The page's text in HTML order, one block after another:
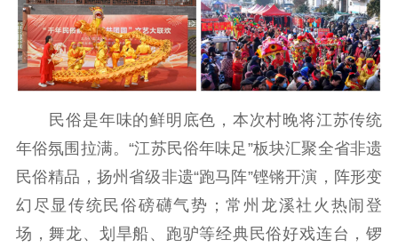
民俗是年味的鲜明底色，本次村晚将江苏传统
年俗氛围拉满。“江苏民俗年味足”板块汇聚全省非遗
民俗精品，扬州省级非遗“跑马阵”铿锵开演，阵形变
幻尽显传统民俗磅礴气势；常州龙溪社火热闹登
场，舞龙、划旱船、跑驴等经典民俗好戏连台，锣